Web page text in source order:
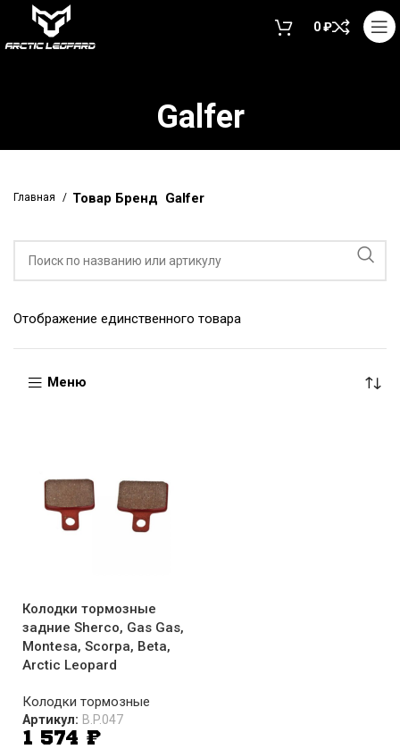
0₽
Galfer
Главная Товар Бренд Galfer
Отображение единственного товара
Меню
Колодки тормозные
задние Sherco, Gas Gas,
Montesa, Scorpa, Beta,
Arctic Leopard
Колодки тормозные
Артикул: B.P.047
1 574 ₽